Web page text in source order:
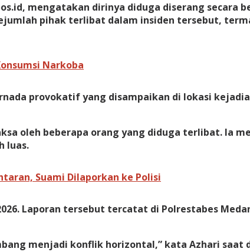
mengatakan dirinya diduga diserang secara
pihak terlibat dalam insiden tersebut,
Narkoba
provokatif yang disampaikan di lokasi
oleh beberapa orang yang diduga terlibat. Ia
luas.
Suami Dilaporkan ke Polisi
Laporan tersebut tercatat di Polrestabes
menjadi konflik horizontal,” kata Azhari saat